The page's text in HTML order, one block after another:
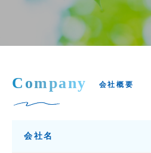
Company 会社概要
会社名